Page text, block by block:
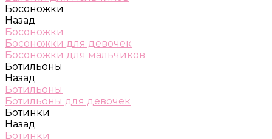
Босоножки
Назад
Босоножки
Босоножки для девочек
Босоножки для мальчиков
Ботильоны
Назад
Ботильоны
Ботильоны для девочек
Ботинки
Назад
Ботинки